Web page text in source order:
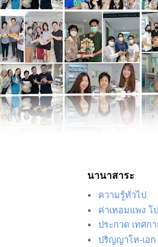
นานาสาระ
ความรู้ทั่วไป
ค่าเทอมแพง โ
ประกวด เทศกา
ปริญญาโท-เอก